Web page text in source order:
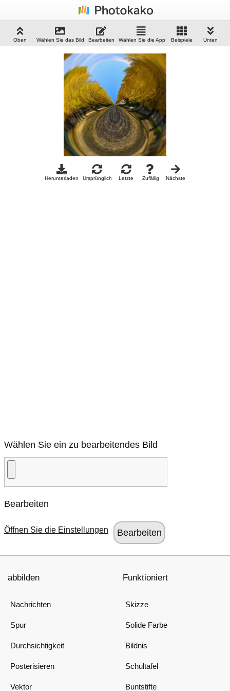
Oben Wählen Sie das Bild Bearbeiten Wählen Sie die App Beispiele Unten
Herunterladen Ursprünglich Letzte Zufällig Nächste
Wählen Sie ein zu bearbeitendes Bild
Bearbeiten
Öffnen Sie die Einstellungen
abbilden
Nachrichten
Spur
Durchsichtigkeit
Posterisieren
Vektor
Funktioniert
Skizze
Solide Farbe
Bildnis
Schultafel
Buntstifte